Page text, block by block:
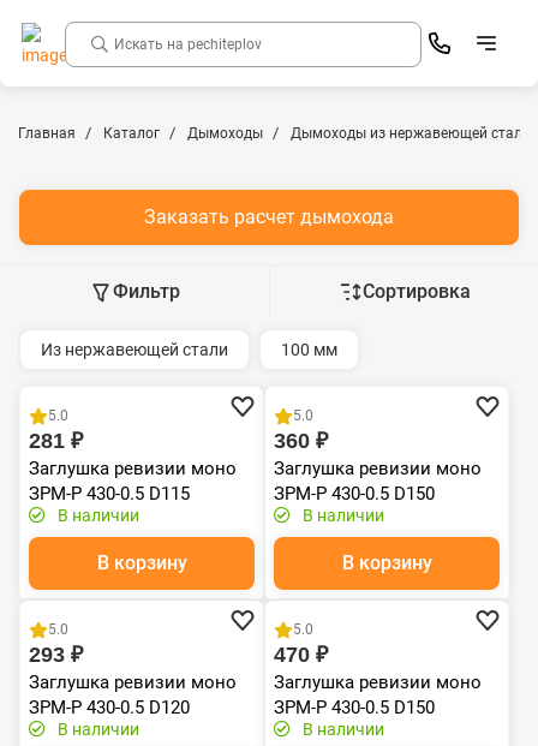
Главная Каталог Дымоходы Дымоходы из нержавеющей стали
Заказать расчет дымохода
Фильтр Сортировка
Из нержавеющей стали 100 мм
5.0
281 ₽
Заглушка ревизии моно
ЗРМ-Р 430-0.5 D115
В наличии
В корзину
5.0
360 ₽
Заглушка ревизии моно
ЗРМ-Р 430-0.5 D150
В наличии
В корзину
Хит продаж
5.0
293 ₽
Заглушка ревизии моно
ЗРМ-Р 430-0.5 D120
В наличии
5.0
470 ₽
Заглушка ревизии моно
ЗРМ-Р 430-0.5 D150
Черный (RAL 9005) эмаль
В наличии